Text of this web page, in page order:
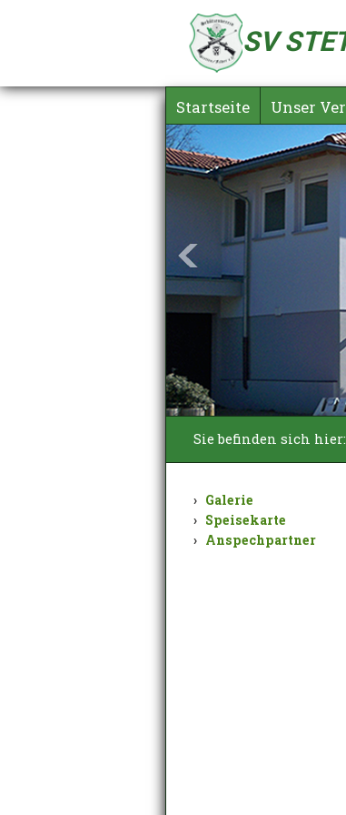
SV
Startseite Unser
Sie befinden sich hier:
Galerie
Speisekarte
Anspechpartner